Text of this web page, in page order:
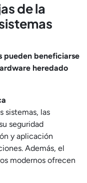
de la
pueden beneficiarse
heredado
sistemas, las
seguridad
y aplicación
Además, el
modernos ofrecen